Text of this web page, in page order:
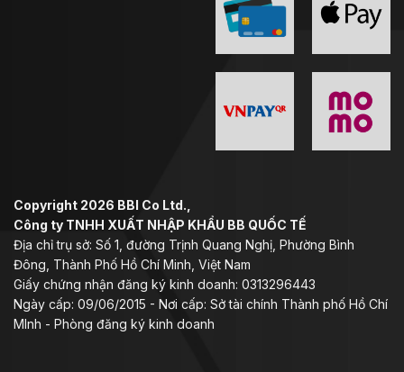
Copyright 2026 BBI Co Ltd.,
Công ty TNHH XUẤT NHẬP KHẨU BB QUỐC TẾ
Địa chỉ trụ sở: Số 1, đường Trịnh Quang Nghị, Phường Bình
Đông, Thành Phố Hồ Chí Minh, Việt Nam
Giấy chứng nhận đăng ký kinh doanh: 0313296443
Ngày cấp: 09/06/2015 - Nơi cấp: Sở tài chính Thành phố Hồ Chí
MInh - Phòng đăng ký kinh doanh